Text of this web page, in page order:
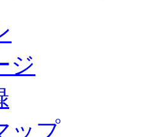
ジ
ップ